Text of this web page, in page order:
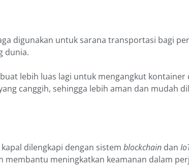
digunakan untuk sarana transportasi bagi
dunia.
lebih luas lagi untuk mengangkut kontainer
canggih, sehingga lebih aman dan mudah
dilengkapi dengan sistem blockchain dan
membantu meningkatkan keamanan dalam